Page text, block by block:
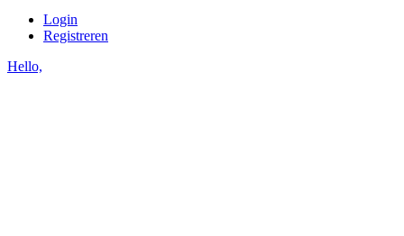
Login
Registreren
Hello,